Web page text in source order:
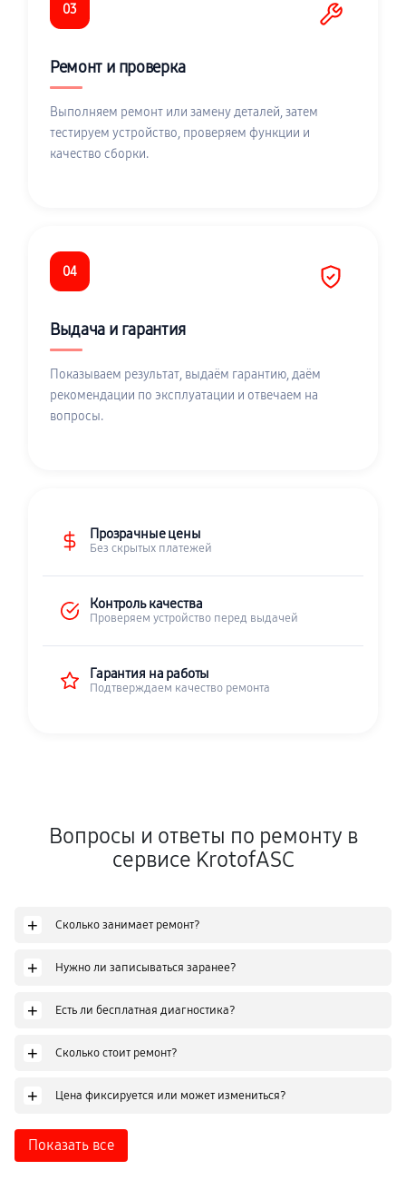
03
Ремонт и проверка
Выполняем ремонт или замену деталей, затем
тестируем устройство, проверяем функции и
качество сборки.
04
Выдача и гарантия
Показываем результат, выдаём гарантию, даём
рекомендации по эксплуатации и отвечаем на
вопросы.
Прозрачные цены
Без скрытых платежей
Контроль качества
Проверяем устройство перед выдачей
Гарантия на работы
Подтверждаем качество ремонта
Вопросы и ответы по ремонту в
сервисе KrotofASC
+ Сколько занимает ремонт?
+ Нужно ли записываться заранее?
+ Есть ли бесплатная диагностика?
+ Сколько стоит ремонт?
+ Цена фиксируется или может измениться?
Показать все